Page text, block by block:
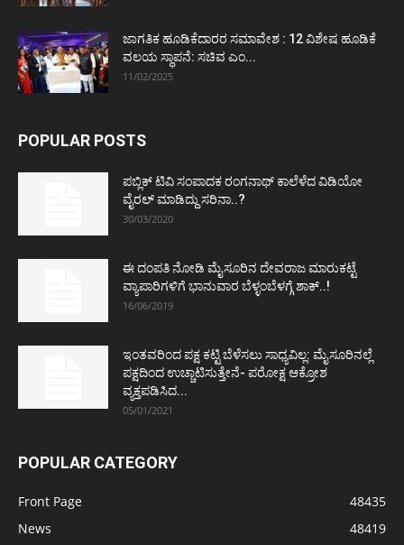
ಜಾಗತಿಕ ಹೂಡಿಕೆದಾರರ ಸಮಾವೇಶ : 12 ವಿಶೇಷ ಹೂಡಿಕೆ
ವಲಯ ಸ್ಥಾಪನೆ: ಸಚಿವ ಎಂ...
11/02/2025
POPULAR POSTS
ಪಬ್ಲಿಕ್ ಟಿವಿ ಸಂಪಾದಕ ರಂಗನಾಥ್ ಕಾಲೆಳೆದ ವಿಡಿಯೋ
ವೈರಲ್ ಮಾಡಿದ್ದು ಸರಿನಾ..?
30/03/2020
ಈ ದಂಪತಿ ನೋಡಿ ಮೈಸೂರಿನ ದೇವರಾಜ ಮಾರುಕಟ್ಟೆ
ವ್ಯಾಪಾರಿಗಳಿಗೆ ಭಾನುವಾರ ಬೆಳ್ಳಂಬೆಳಗ್ಗೆ ಶಾಕ್..!
16/06/2019
ಇಂತವರಿಂದ ಪಕ್ಷ ಕಟ್ಟಿ ಬೆಳೆಸಲು ಸಾಧ್ಯವಿಲ್ಲ: ಮೈಸೂರಿನಲ್ಲೆ
ಪಕ್ಷದಿಂದ ಉಚ್ಚಾಟಿಸುತ್ತೇನೆ- ಪರೋಕ್ಷ ಆಕ್ರೋಶ
ವ್ಯಕ್ತಪಡಿಸಿದ...
05/01/2021
POPULAR CATEGORY
Front Page
48435
News
48419